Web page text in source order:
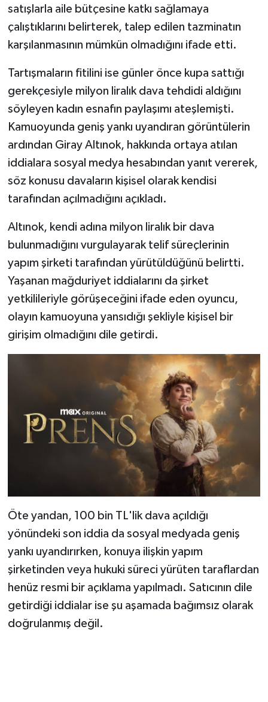
satışlarla aile bütçesine katkı sağlamaya
çalıştıklarını belirterek, talep edilen tazminatın
karşılanmasının mümkün olmadığını ifade etti.
Tartışmaların fitilini ise günler önce kupa sattığı
gerekçesiyle milyon liralık dava tehdidi aldığını
söyleyen kadın esnafın paylaşımı ateşlemişti.
Kamuoyunda geniş yankı uyandıran görüntülerin
ardından Giray Altınok, hakkında ortaya atılan
iddialara sosyal medya hesabından yanıt vererek,
söz konusu davaların kişisel olarak kendisi
tarafından açılmadığını açıkladı.
Altınok, kendi adına milyon liralık bir dava
bulunmadığını vurgulayarak telif süreçlerinin
yapım şirketi tarafından yürütüldüğünü belirtti.
Yaşanan mağduriyet iddialarını da şirket
yetkilileriyle görüşeceğini ifade eden oyuncu,
olayın kamuoyuna yansıdığı şekliyle kişisel bir
girişim olmadığını dile getirdi.
Öte yandan, 100 bin TL'lik dava açıldığı
yönündeki son iddia da sosyal medyada geniş
yankı uyandırırken, konuya ilişkin yapım
şirketinden veya hukuki süreci yürüten taraflardan
henüz resmi bir açıklama yapılmadı. Satıcının dile
getirdiği iddialar ise şu aşamada bağımsız olarak
doğrulanmış değil.